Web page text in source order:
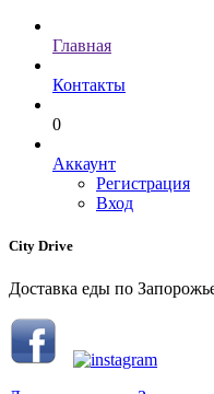
Главная
Контакты
0
Аккаунт
Регистрация
Вход
City Drive
Доставка еды по